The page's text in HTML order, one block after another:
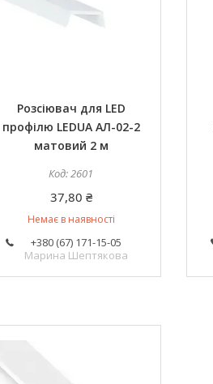
Розсіювач для LED
профілю LEDUA АЛ-02-2
матовий 2 м
2601
37,80 ₴
Немає в наявності
+380 (67) 171-15-05
Марина Шептякова